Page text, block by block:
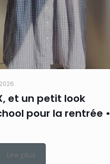
et un petit look
pour la rentrée •
Lire plus